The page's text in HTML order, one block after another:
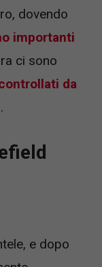
dovendo
importanti
ci sono
da
.
e dopo